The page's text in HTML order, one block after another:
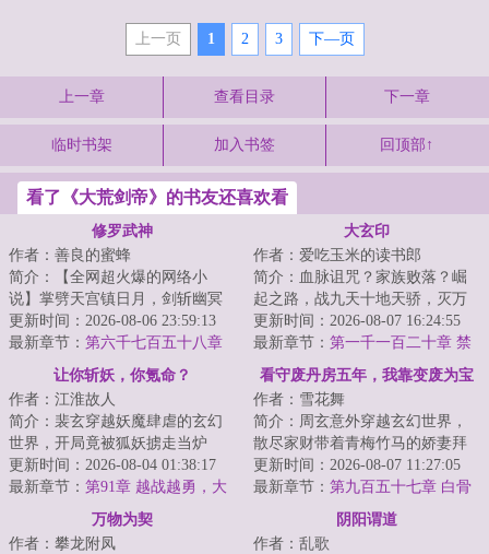
上一页 1 2 3 下—页
上一章 查看目录 下一章
临时书架 加入书签 回顶部↑
看了《大荒剑帝》的书友还喜欢看
修罗武神
作者：善良的蜜蜂
简介：【全网超火爆的网络小
说】掌劈天宫镇日月，剑斩幽冥
踏九霄，世间凡人万万亿，修罗
成神我最狂！本天...
更新时间：2026-08-06 23:59:13
最新章节： 第六千七百五十八章
这里，到底是何地？
大玄印
作者：爱吃玉米的读书郎
简介：血脉诅咒？家族败落？崛
起之路，战九天十地天骄，灭万
千世界妖魔。这一刻，武书是前
所未有的淡然，...
更新时间：2026-08-07 16:24:55
最新章节： 第一千一百二十章 禁
忌之躯
让你斩妖，你氪命？
作者：江淮故人
简介：裴玄穿越妖魔肆虐的玄幻
世界，开局竟被狐妖掳走当炉
鼎，命悬一线。&lt;br/&gt;好在觉
醒“道行推演...
更新时间：2026-08-04 01:38:17
最新章节： 第91章 越战越勇，大
圆满功法的恐怖续航
看守废丹房五年，我靠变废为宝
证道成仙
作者：雪花舞
简介：周玄意外穿越玄幻世界，
散尽家财带着青梅竹马的娇妻拜
入玄门。&lt;br/&gt;结果自己是五
行废灵根，...
更新时间：2026-08-07 11:27:05
最新章节： 第九百五十七章 白骨
万物为契
作者：攀龙附凤
阴阳谓道
作者：乱歌